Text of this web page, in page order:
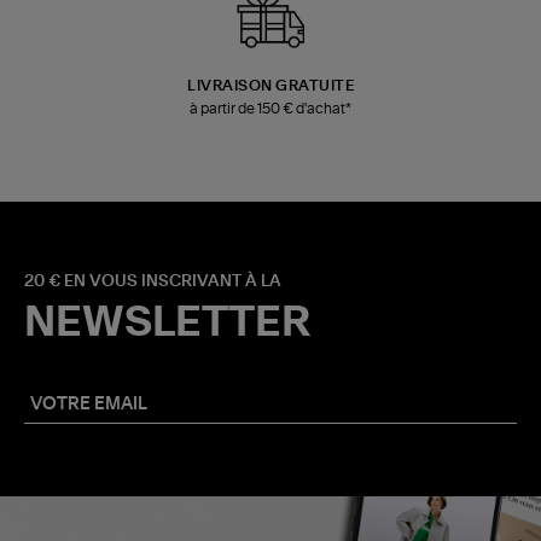
LIVRAISON GRATUITE
à partir de 150 € d'achat*
20 € EN VOUS INSCRIVANT À LA
NEWSLETTER